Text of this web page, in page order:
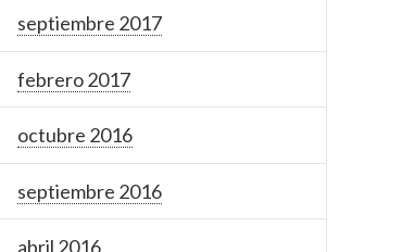
septiembre 2017
febrero 2017
octubre 2016
septiembre 2016
abril 2016